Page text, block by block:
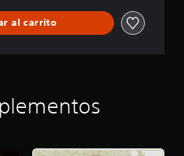
al carrito